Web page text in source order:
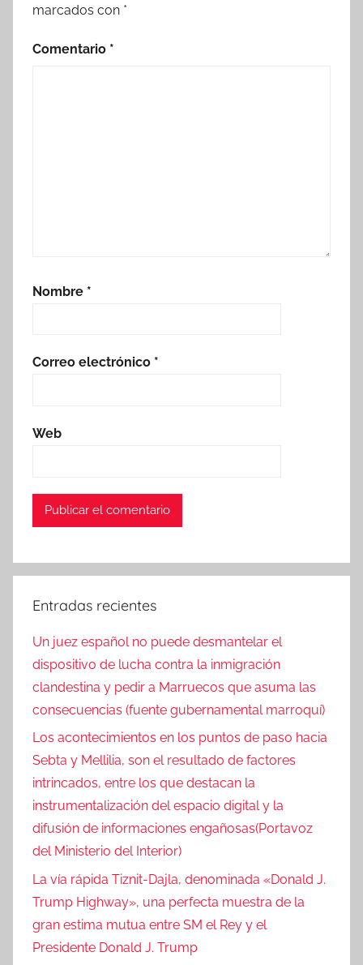
marcados con *
Comentario *
Nombre *
Correo electrónico *
Web
Entradas recientes
Un juez español no puede desmantelar el
dispositivo de lucha contra la inmigración
clandestina y pedir a Marruecos que asuma las
consecuencias (fuente gubernamental marroquí)
Los acontecimientos en los puntos de paso hacia
Sebta y Mellilia, son el resultado de factores
intrincados, entre los que destacan la
instrumentalización del espacio digital y la
difusión de informaciones engañosas(Portavoz
del Ministerio del Interior)
La vía rápida Tiznit-Dajla, denominada «Donald J.
Trump Highway», una perfecta muestra de la
gran estima mutua entre SM el Rey y el
Presidente Donald J. Trump